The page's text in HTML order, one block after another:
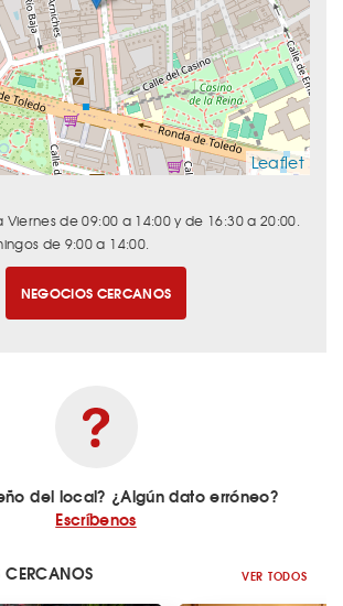
Leaflet
Viernes de 09:00 a 14:00 y de 16:30 a 20:00.
de 9:00 a 14:00.
NEGOCIOS CERCANOS
del local? ¿Algún dato erróneo?
Escríbenos
VER TODOS